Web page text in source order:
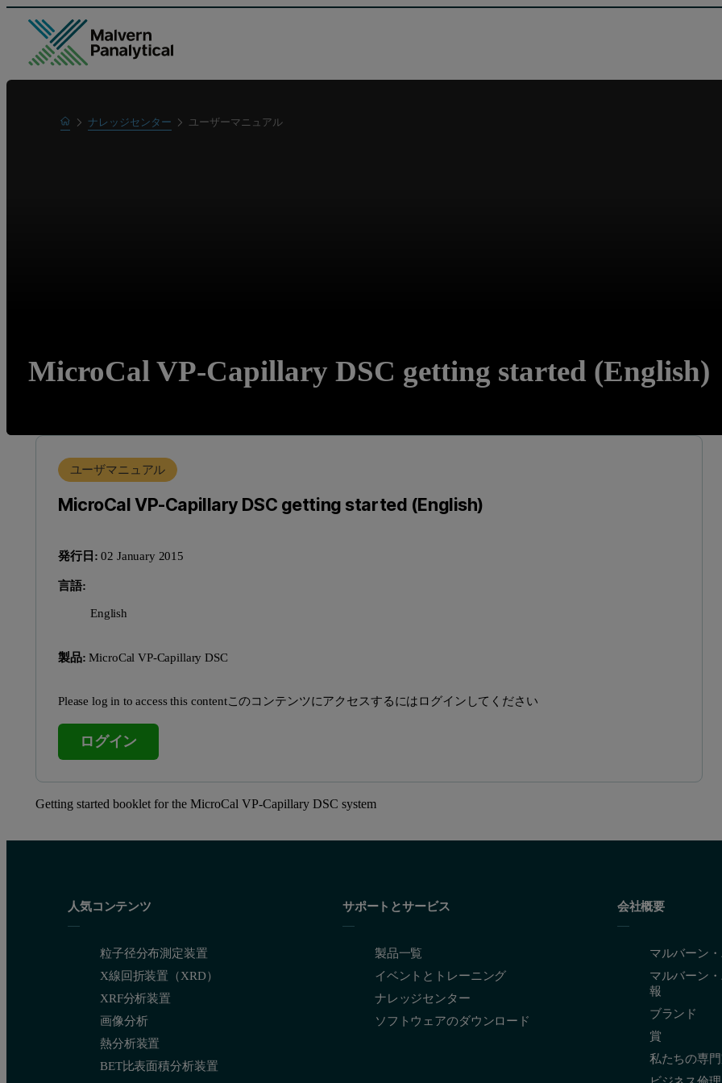
Home
Learn
ナレッジセンター ユーザーマニュアル
MicroCal VP-Capillary DSC getting started (English)
ユーザマニュアル
MicroCal VP-Capillary DSC getting started (English)
発行日: 02 January 2015
言語:
English
製品:MicroCal VP-Capillary DSC
Please log in to access this contentこのコンテンツにアクセスするにはログインしてください
ログイン
Getting started booklet for the MicroCal VP-Capillary DSC system
人気コンテンツ
粒子径分布測定装置
X線回折装置（XRD）
XRF分析装置
画像分析
熱分析装置
BET比表面積分析装置
サポートとサービス
製品一覧
イベントとトレーニング
ナレッジセンター
ソフトウェアのダウンロード
会社概要
マルバーン
マルバーン
報
ブランド
賞
私たちの専